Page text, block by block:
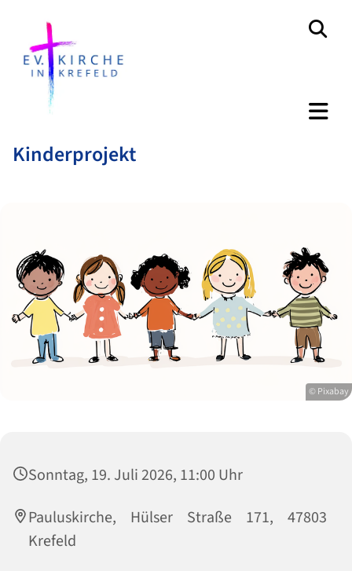
Kinderprojekt
© Pixabay
Sonntag, 19. Juli 2026, 11:00 Uhr
Pauluskirche, Hülser Straße 171, 47803
Krefeld